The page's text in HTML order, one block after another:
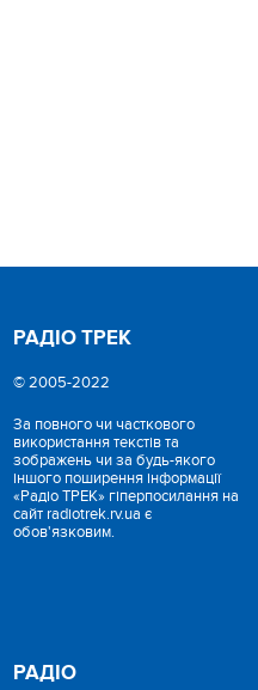
РАДІО ТРЕК
© 2005-2022
За повного чи часткового
використання текстів та
зображень чи за будь-якого
іншого поширення інформації
«Радіо ТРЕК» гіперпосилання на
сайт radiotrek.rv.ua є
обов'язковим.
РАДІО